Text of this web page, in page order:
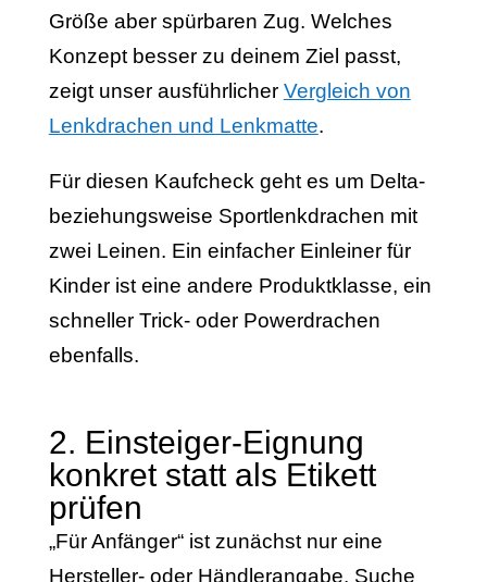
Größe aber spürbaren Zug. Welches
Konzept besser zu deinem Ziel passt,
zeigt unser ausführlicher Vergleich von
Lenkdrachen und Lenkmatte.
Für diesen Kaufcheck geht es um Delta-
beziehungsweise Sportlenkdrachen mit
zwei Leinen. Ein einfacher Einleiner für
Kinder ist eine andere Produktklasse, ein
schneller Trick- oder Powerdrachen
ebenfalls.
2. Einsteiger-Eignung
konkret statt als Etikett
prüfen
„Für Anfänger“ ist zunächst nur eine
Hersteller- oder Händlerangabe. Suche